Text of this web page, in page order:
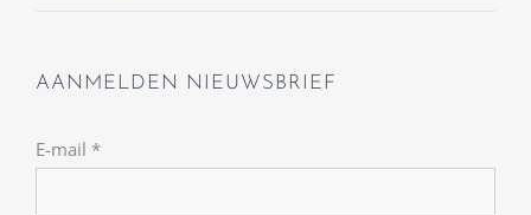
AANMELDEN NIEUWSBRIEF
E-mail *